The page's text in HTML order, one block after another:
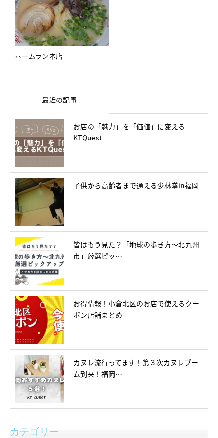
ホームラン本店
最近の記事
お店の「魅力」を「価値」に変える
KTQuest
子供から高齢者まで通える少林拳in福岡
皆はもう見た？「地球の歩き方～北九州
市」厳選ピッ…
お得情報！小倉北区のお店で使えるクー
ポン店舗まとめ
カヌレ流行ってます！第３次カヌレブー
ム到来！福岡…
カテゴリー